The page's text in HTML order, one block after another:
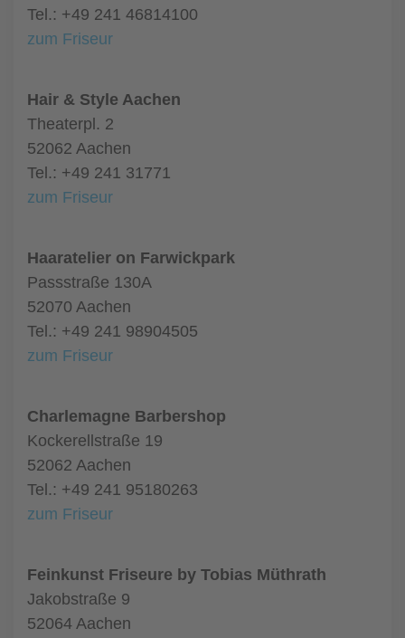
Tel.: +49 241 46814100
zum Friseur
Hair & Style Aachen
Theaterpl. 2
52062 Aachen
Tel.: +49 241 31771
zum Friseur
Haaratelier on Farwickpark
Passstraße 130A
52070 Aachen
Tel.: +49 241 98904505
zum Friseur
Charlemagne Barbershop
Kockerellstraße 19
52062 Aachen
Tel.: +49 241 95180263
zum Friseur
Feinkunst Friseure by Tobias Müthrath
Jakobstraße 9
52064 Aachen